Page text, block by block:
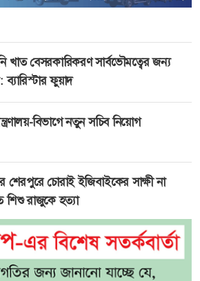
খাত বেসরকারিকরণ সার্বভৌমত্বের জন্য
ফুয়াদ
বিভাগে নতুন সচিব নিয়োগ
শেরপুরে চোরাই ইজিবাইকের সাক্ষী না
শিশু রাজুকে হত্যা